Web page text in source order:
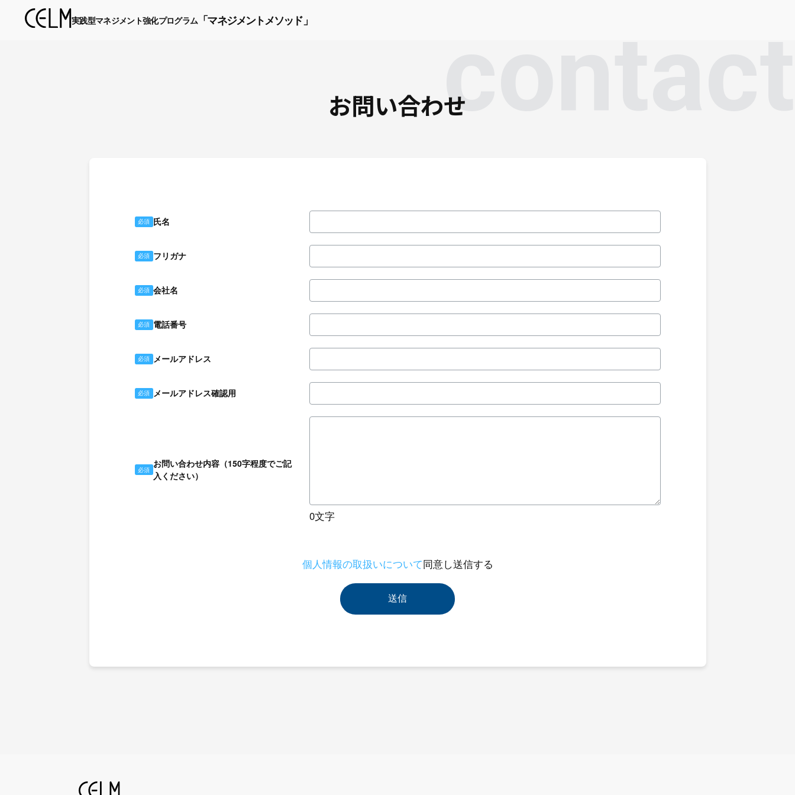
実践型マネジメント強化プログラム「マネジメントメソッド」
お問い合わせ
必須 氏名
氏
名
必須 フリガナ
フ
リ
ガ
必須 会社名
会
社
名
必須 電話番号
電
話
番
必須 メールアドレス
メ
ー
ル
ド
必須 メールアドレス確認用
メ
ー
ル
認
用
必須
お問い合わせ内容（150字程度でご記
入ください）
お
内
0文字
個人情報の取扱いについて同意し送信する